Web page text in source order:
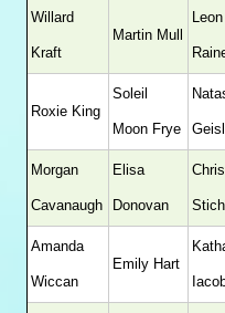
Willard
Kraft
Martin Mull
Leon
Roxie King
Soleil
Moon Frye
Morgan
Cavanaugh
Elisa
Donovan
Amanda
Wiccan
Emily Hart